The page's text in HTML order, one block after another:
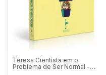
Teresa Cientista em o
Problema de Ser Normal -